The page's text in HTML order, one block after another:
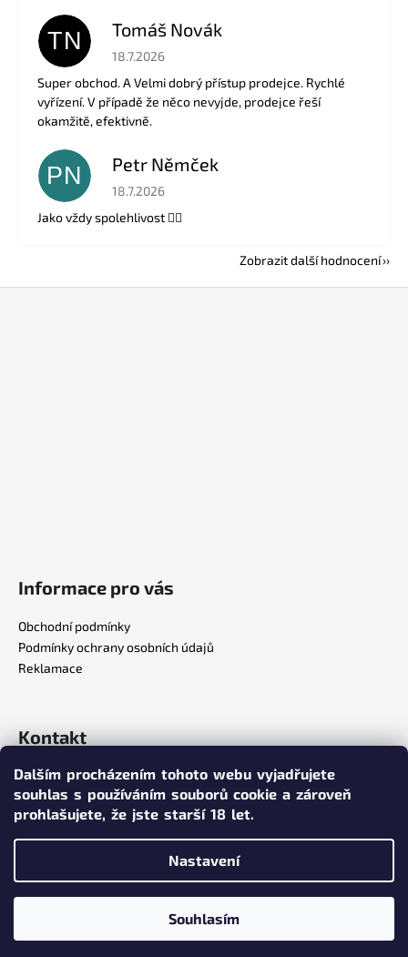
Dalším procházením tohoto webu vyjadřujete
souhlas s používáním souborů cookie a zároveň
prohlašujete, že jste starší 18 let.
Nastavení
Souhlasím
TN Tomáš Novák
Hodnocení obchodu je 5 z 5 hvězdiček.
18.7.2026
Super obchod. A Velmi dobrý přístup prodejce. Rychlé
vyřízení. V případě že něco nevyjde, prodejce řeší
okamžitě, efektivně.
PN Petr Němček
Hodnocení obchodu je 5 z 5 hvězdiček.
18.7.2026
Jako vždy spolehlivost 👍🏻
Zobrazit další hodnocení
Informace pro vás
Obchodní podmínky
Podmínky ochrany osobních údajů
Reklamace
Kontakt
info @poppersy.cz
+420 734 256 636
poppersy.cz
poppersy.cz. Všechna práva vyhrazena.